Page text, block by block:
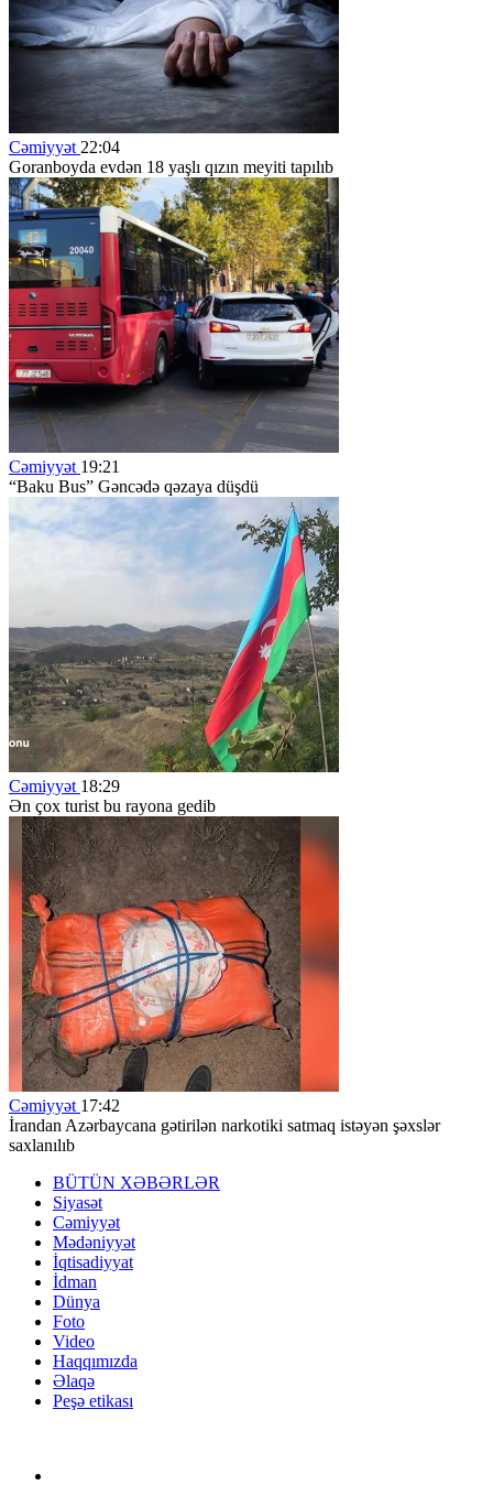
Cəmiyyət 22:04
Goranboyda evdən 18 yaşlı qızın meyiti tapılıb
Cəmiyyət 19:21
“Baku Bus” Gəncədə qəzaya düşdü
Cəmiyyət 18:29
Ən çox turist bu rayona gedib
Cəmiyyət 17:42
İrandan Azərbaycana gətirilən narkotiki satmaq istəyən şəxslər
saxlanılıb
BÜTÜN XƏBƏRLƏR
Siyasət
Cəmiyyət
Mədəniyyət
İqtisadiyyat
İdman
Dünya
Foto
Video
Haqqımızda
Əlaqə
Peşə etikası